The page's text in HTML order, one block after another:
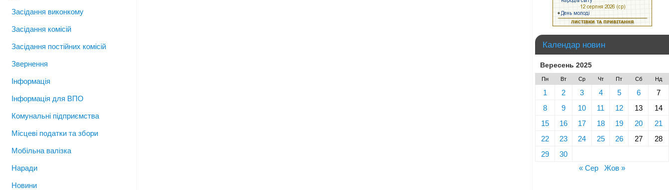
Засідання виконкому
Засідання комісій
Засідання постійних комісій
Звернення
Інформація
Інформація для ВПО
Комунальні підприємства
Місцеві податки та збори
Мобільна валізка
Наради
Новини
Календар новин
Вересень 2025
Пн Вт Ср Чт Пт Сб Нд
1 2 3 4 5 6
7
8
9 10 11 12 13
14
15
16 17 18 19 20
21
22
23 24 25 26 27
28
29
30
« Сер
Жов »